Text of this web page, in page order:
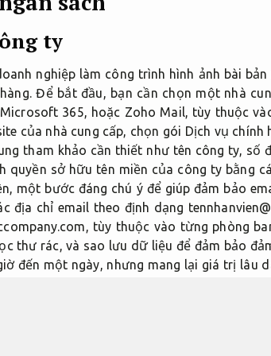
ty
nghiệp làm công trình hình ảnh bài
Để bắt đầu, bạn cần chọn một nhà
365, hoặc Zoho Mail, tùy thuộc
của nhà cung cấp, chọn gói Dịch vụ chính
tham khảo cần thiết như tên công ty, số
quyền sở hữu tên miền của công ty bằng
một bước đáng chú ý để giúp đảm bảo
địa chỉ email theo định dạng
tùy thuộc vào từng phòng
thư rác, và sao lưu dữ liệu để đảm bảo
đến một ngày, nhưng mang lại giá trị lâu